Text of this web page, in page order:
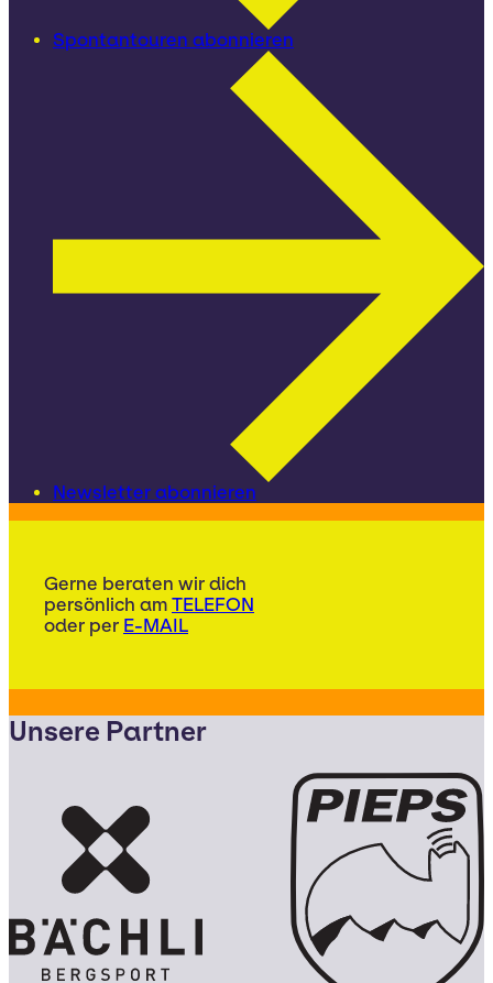
Spontantouren abonnieren
Newsletter abonnieren
Gerne beraten wir dich
persönlich am TELEFON
oder per E-MAIL
Unsere Partner